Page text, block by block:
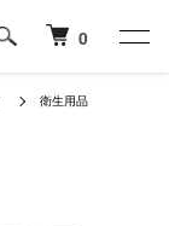
0
衛生用品